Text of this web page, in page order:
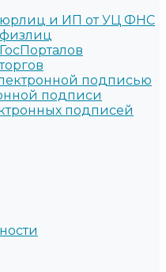
юрлиц и ИП от УЦ ФНС
подписью
подписи
подписей